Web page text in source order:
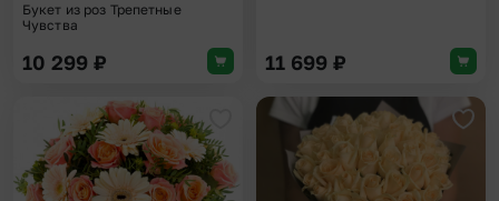
Букет из роз Трепетные
Чувства
10 299 ₽ 11 699 ₽
Добавить в избранное